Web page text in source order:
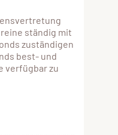
ständig mit
zuständigen
best- und
verfügbar zu